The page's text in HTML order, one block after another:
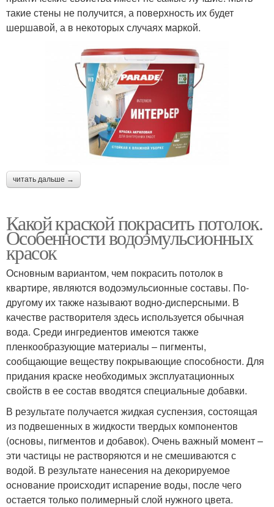
такие стены не получится, а поверхность их будет
шершавой, а в некоторых случаях маркой.
читать дальше →
Какой краской покрасить потолок.
Особенности водоэмульсионных
красок
Основным вариантом, чем покрасить потолок в
квартире, являются водоэмульсионные составы. По-
другому их также называют водно-дисперсными. В
качестве растворителя здесь используется обычная
вода. Среди ингредиентов имеются также
пленкообразующие материалы – пигменты,
сообщающие веществу покрывающие способности. Для
придания краске необходимых эксплуатационных
свойств в ее состав вводятся специальные добавки.
В результате получается жидкая суспензия, состоящая
из подвешенных в жидкости твердых компонентов
(основы, пигментов и добавок). Очень важный момент –
эти частицы не растворяются и не смешиваются с
водой. В результате нанесения на декорируемое
основание происходит испарение воды, после чего
остается только полимерный слой нужного цвета.